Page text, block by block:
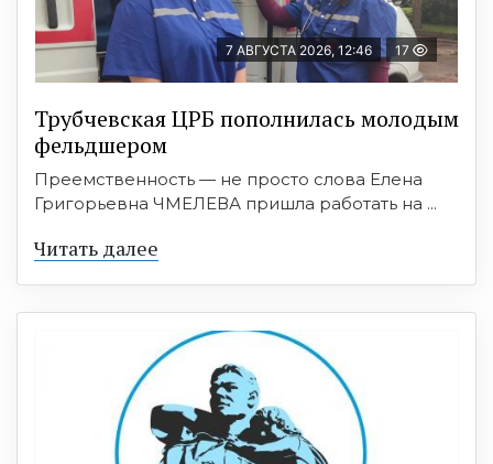
7 АВГУСТА 2026, 12:46 17
Трубчевская ЦРБ пополнилась молодым
фельдшером
Преемственность — не просто слова Елена
Григорьевна ЧМЕЛЕВА пришла работать на ...
Читать далее